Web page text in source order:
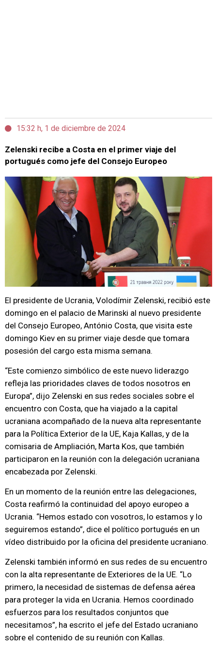
15:32 h, 1 de diciembre de 2024
Zelenski recibe a Costa en el primer viaje del
portugués como jefe del Consejo Europeo
El presidente de Ucrania, Volodímir Zelenski, recibió este
domingo en el palacio de Marinski al nuevo presidente
del Consejo Europeo, António Costa, que visita este
domingo Kiev en su primer viaje desde que tomara
posesión del cargo esta misma semana.
“Este comienzo simbólico de este nuevo liderazgo
refleja las prioridades claves de todos nosotros en
Europa”, dijo Zelenski en sus redes sociales sobre el
encuentro con Costa, que ha viajado a la capital
ucraniana acompañado de la nueva alta representante
para la Política Exterior de la UE, Kaja Kallas, y de la
comisaria de Ampliación, Marta Kos, que también
participaron en la reunión con la delegación ucraniana
encabezada por Zelenski.
En un momento de la reunión entre las delegaciones,
Costa reafirmó la continuidad del apoyo europeo a
Ucrania. “Hemos estado con vosotros, lo estamos y lo
seguiremos estando”, dice el político portugués en un
vídeo distribuido por la oficina del presidente ucraniano.
Zelenski también informó en sus redes de su encuentro
con la alta representante de Exteriores de la UE. “Lo
primero, la necesidad de sistemas de defensa aérea
para proteger la vida en Ucrania. Hemos coordinado
esfuerzos para los resultados conjuntos que
necesitamos”, ha escrito el jefe del Estado ucraniano
sobre el contenido de su reunión con Kallas.